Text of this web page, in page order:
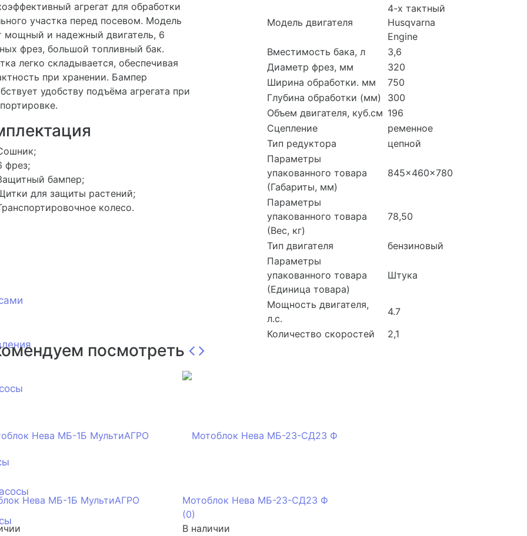
агрегат для обработки
участка перед посевом. Модель
мощный и надежный двигатель, 6
фрез, большой топливный бак.
легко складывается, обеспечивая
при хранении. Бампер
удобству подъёма агрегата при
фрез;
бампер;
для защиты растений;
колесо.
Модель двигателя
4-х тактный
Husqvarna
Engine
Вместимость бака, л
3,6
Диаметр фрез, мм
320
Ширина обработки. мм
750
Глубина обработки (мм)
300
Объем двигателя, куб.см 196
Сцепление
ременное
Тип редуктора
цепной
Параметры
упакованного товара
(Габариты, мм)
845x460x780
Параметры
упакованного товара
(Вес, кг)
78,50
Тип двигателя
бензиновый
Параметры
упакованного товара
(Единица товара)
Штука
Мощность двигателя,
л.с.
4.7
Количество скоростей
2,1
посмотреть
Нева МБ-1Б МультиАГРО
Мотоблок Нева МБ-23-СД23 Ф
(0)
В наличии